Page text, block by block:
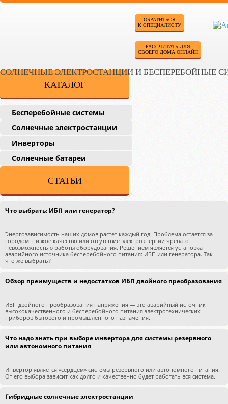
ОБРАТИТЬСЯ
К СПЕЦИАЛИСТУ
РАССЧИТАТЬ ДЛЯ
СВОЕГО ДОМА ОНЛАЙН
СОЛНЕЧНЫЕ ЭЛЕКТРОСТАНЦИИ И БЕСПЕРЕБОЙНЫЕ
КАТАЛОГ
Бесперебойные системы
Солнечные электростанции
Инверторы
Солнечные батареи
СТАТЬИ
Что выбрать: ИБП или генератор?
Энергозависимость наших домов растет каждый год. Проблема остается за
городом: низкое качество или отсутствие электроэнергии чревато
невозможностью работы оборудования. Решением является установка
аварийного источника бесперебойного питания: ИБП или генератора. Так
что же выбрать?
Обзор преимуществ и недостатков ИБП двойного преобразования
ИБП двойного преобразования напряжения — это аварийный источник
высококачественного и бесперебойного питания электротехнических
приборов бытового и промышленного назначения.
Что надо знать при выборе инвертора для системы резервного
или автономного питания
Инвертор является «сердцем» системы резервного или автономного питания.
От его выбора зависит как долго и качественно будет работать вся система.
Гибридные солнечные электростанции